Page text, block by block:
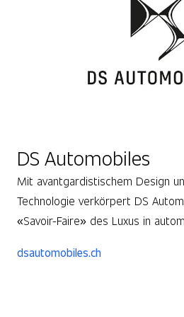
DS Automobiles
Mit avantgardistischem Design
Technologie verkörpert DS
«Savoir-Faire» des Luxus in
dsautomobiles.ch